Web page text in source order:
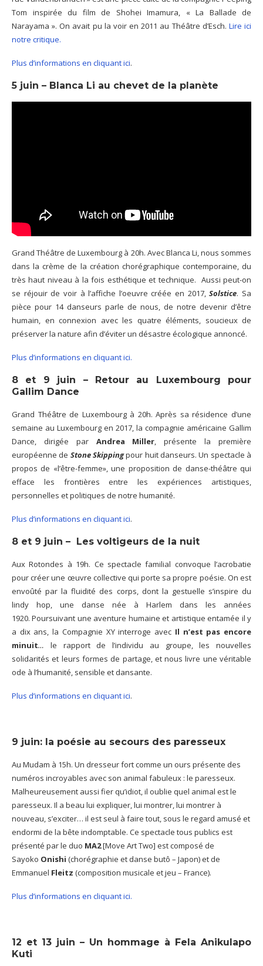
Tom inspirée du film de Shohei Imamura, « La Ballade de
Narayama ». On avait pu la voir en 2011 au Théâtre d’Esch. Lire ici
notre critique.
Plus d’informations en cliquant ici.
5 juin – Blanca Li au chevet de la planète
Grand Théâtre de Luxembourg à 20h. Avec Blanca Li, nous sommes
dans la crème de la création chorégraphique contemporaine, du
très haut niveau à la fois esthétique et technique. Aussi peut-on
se réjouir de voir à l’affiche l’oeuvre créée en 2017,Solstice. Sa
pièce pour 14 danseurs parle de nous, de notre devenir d’être
humain, en connexion avec les quatre éléments, soucieux de
préserver la nature afin d’éviter un désastre écologique annoncé.
Plus d’informations en cliquant ici.
8 et 9 juin – Retour au Luxembourg pour
Gallim Dance
Grand Théâtre de Luxembourg à 20h. Après sa résidence d’une
semaine au Luxembourg en 2017, la compagnie américaine Gallim
Dance, dirigée par Andrea Miller, présente la première
européenne de Stone Skippingpour huit danseurs. Un spectacle à
propos de «l’être-femme», une proposition de danse-théâtre qui
efface les frontières entre les expériences artistiques,
personnelles et politiques de notre humanité.
Plus d’informations en cliquant ici.
8 et 9 juin – Les voltigeurs de la nuit
Aux Rotondes à 19h. Ce spectacle familial convoque l’acrobatie
pour créer une œuvre collective qui porte sa propre poésie. On est
envoûté par la fluidité des corps, dont la gestuelle s’inspire du
lindy hop, une danse née à Harlem dans les années
1920. Poursuivant une aventure humaine et artistique entamée il y
a dix ans, la Compagnie XY interroge avec Il n’est pas encore
minuit… le rapport de l’individu au groupe, les nouvelles
solidarités et leurs formes de partage, et nous livre une véritable
ode à l’humanité, sensible et dansante.
Plus d’informations en cliquant ici.
9 juin: la poésie au secours des paresseux
Au Mudam à 15h. Un dresseur fort comme un ours présente des
numéros incroyables avec son animal fabuleux : le paresseux.
Malheureusement aussi fier qu’idiot, il oublie quel animal est le
paresseux. Il a beau lui expliquer, lui montrer, lui montrer à
nouveau, s’exciter… il est seul à faire tout, sous le regard amusé et
endormi de la bête indomptable. Ce spectacle tous publics est
présenté par le duo MA2[Move Art Two] est composé de
Sayoko Onishi (chorégraphie et danse butô – Japon) et de
Emmanuel Fleitz (composition musicale et jeu – France).
Plus d’informations en cliquant ici.
12 et 13 juin – Un hommage à Fela Anikulapo
Kuti